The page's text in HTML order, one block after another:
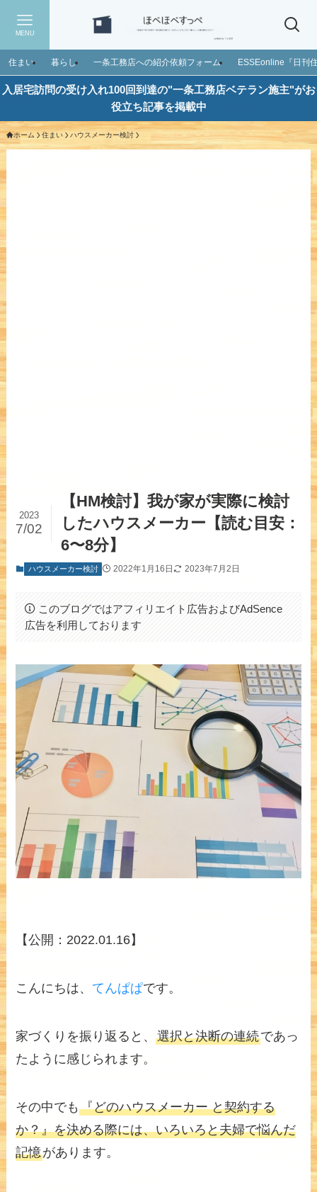
MENU
住まい 暮らし 一条工務店への紹介依頼フォーム ESSEonline『日刊
入居宅訪問の受け入れ100回到達の"一条工務店ベテラン施主"がお
役立ち記事を掲載中
ホーム 住まい ハウスメーカー検討
【HM検討】我が家が実際に検討
したハウスメーカー【読む目安：
6〜8分】
2023
7/02
ハウスメーカー検討 2022年1月16日 2023年7月2日
このブログではアフィリエイト広告およびAdSence
広告を利用しております
【公開：2022.01.16】
こんにちは、 てんぱぱです。
家づくりを振り返ると、選択と決断の連続であっ
たように感じられます。
その中でも『どのハウスメーカー と契約する
か？』を決める際には、いろいろと夫婦で悩んだ
記憶があります。